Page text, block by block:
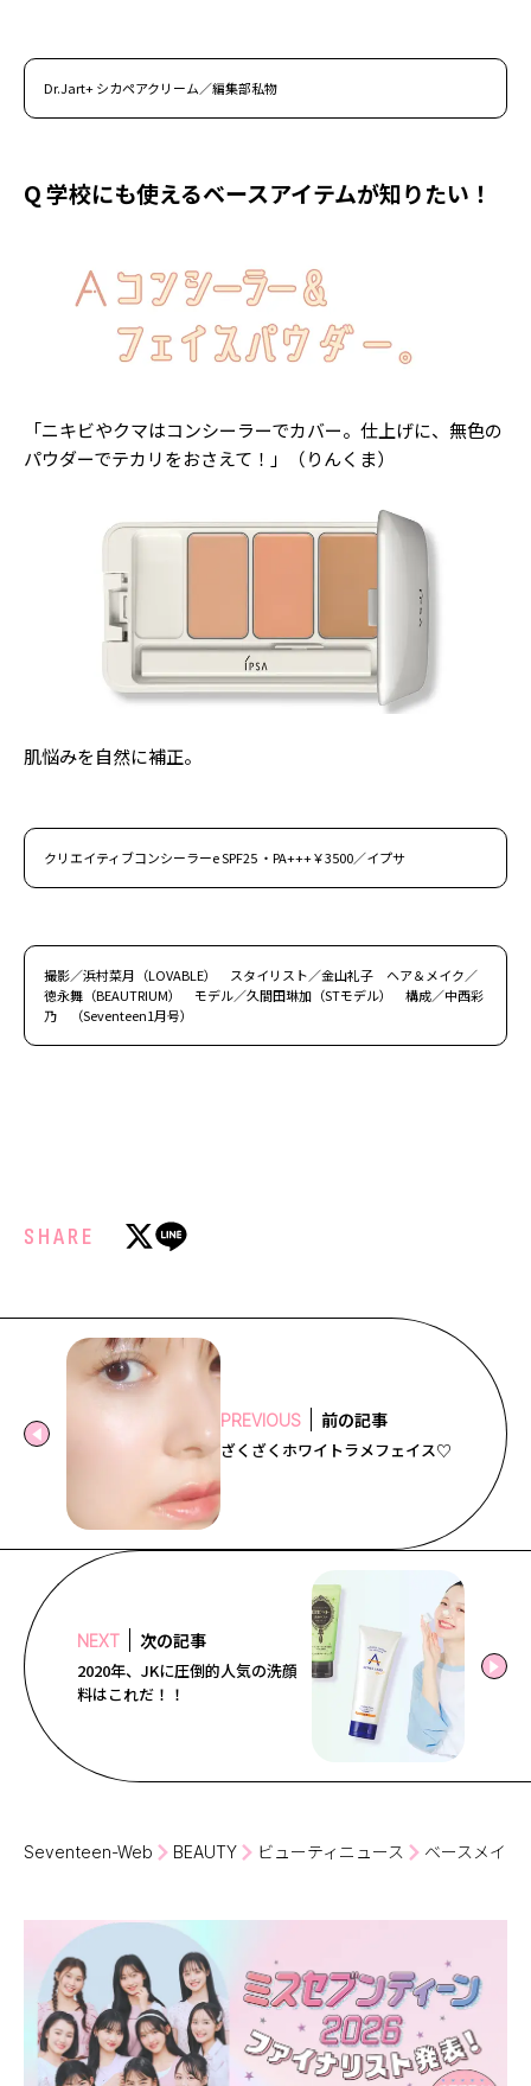
Dr.Jart+ シカペアクリーム／編集部私物
Q 学校にも使えるベースアイテムが知りたい！
「ニキビやクマはコンシーラーでカバー。仕上げに、無色の
パウダーでテカリをおさえて！」（りんくま）
肌悩みを自然に補正。
クリエイティブコンシーラーe SPF25 ・PA+++￥3500／イプサ
撮影／浜村菜月（LOVABLE） スタイリスト／金山礼子 ヘア＆メイク／
徳永舞（BEAUTRIUM） モデル／久間田琳加（STモデル） 構成／中西彩
乃 （Seventeen1月号）
SHARE
PREVIOUS 前の記事
ざくざくホワイトラメフェイス♡
NEXT 次の記事
2020年、JKに圧倒的人気の洗顔
料はこれだ！！
Seventeen-Web BEAUTY ビューティニュース ベースメイク